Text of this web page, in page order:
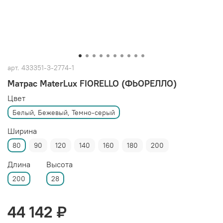
арт. 433351-3-2774-1
Матрас MaterLux FIORELLO (ФЬОРЕЛЛО)
Цвет
Белый, Бежевый, Темно-серый
Ширина
80 90 120 140 160 180 200
Длина
200
Высота
28
44 142 ₽